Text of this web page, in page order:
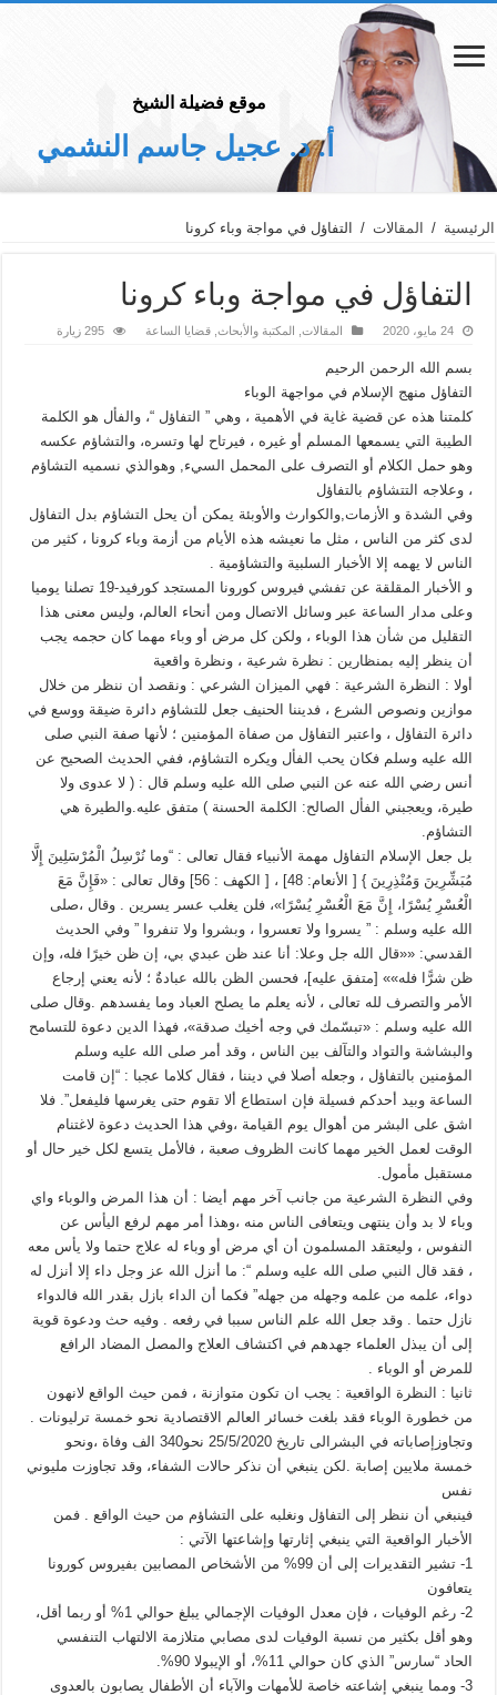
موقع فضيلة الشيخ
أ. د. عجيل جاسم النشمي
الرئيسية / المقالات / التفاؤل في مواجة وباء كرونا
التفاؤل في مواجة وباء كرونا
24 مايو، 2020 المقالات المكتبة والأبحاث ,قضايا الساعة 295 زيارة
بسم الله الرحمن الرحيم
التفاؤل منهج الإسلام في مواجهة الوباء
كلمتنا هذه عن قضية غاية في الأهمية ، وهي ” التفاؤل “، والفأل هو الكلمة
الطيبة التي يسمعها المسلم أو غيره ، فيرتاح لها وتسره، والتشاؤم عكسه
وهو حمل الكلام أو التصرف على المحمل السيء, وهوالذي نسميه التشاؤم
، وعلاجه التتشاؤم بالتفاؤل
وفي الشدة و الأزمات,والكوارث والأوبئة يمكن أن يحل التشاؤم بدل التفاؤل
لدى كثر من الناس ، مثل ما نعيشه هذه الأيام من أزمة وباء كرونا ، كثير من
الناس لا يهمه إلا الأخبار السلبية والتشاؤمية .
و الأخبار المقلقة عن تفشي فيروس كورونا المستجد كورفيد-19 تصلنا يوميا
وعلى مدار الساعة عبر وسائل الاتصال ومن أنحاء العالم، وليس معنى هذا
التقليل من شأن هذا الوباء ، ولكن كل مرض أو وباء مهما كان حجمه يجب
أن ينظر إليه بمنظارين : نظرة شرعية ، ونظرة واقعية
أولا : النظرة الشرعية : فهي الميزان الشرعي : ونقصد أن ننظر من خلال
موازين ونصوص الشرع ، فديننا الحنيف جعل للتشاؤم دائرة ضيقة ووسع في
دائرة التفاؤل ، واعتبر التفاؤل من صفاة المؤمنين ؛ لأنها صفة النبي صلى
الله عليه وسلم فكان يحب الفأل ويكره التشاؤم، ففي الحديث الصحيح عن
أنس رضي الله عنه عن النبي صلى الله عليه وسلم قال : ( لا عدوى ولا
طيرة، ويعجبني الفأل الصالح: الكلمة الحسنة ) متفق عليه.والطيرة هي
التشاؤم.
بل جعل الإسلام التفاؤل مهمة الأنبياء فقال تعالى : “وما نُرْسِلُ الْمُرْسَلِينَ إِلَّا
مُبَشِّرِينَ وَمُنْذِرِينَ } [ الأنعام: 48] ، [ الكهف : 56] وقال تعالى : «فَإِنَّ مَعَ
الْعُسْرِ يُسْرًا، إِنَّ مَعَ الْعُسْرِ يُسْرًا»، فلن يغلب عسر يسرين . وقال ،صلى
الله عليه وسلم : ” يسروا ولا تعسروا ، وبشروا ولا تنفروا ” وفي الحديث
القدسي: ««قال الله جل وعلا: أنا عند ظن عبدي بي، إن ظن خيرًا فله، وإن
ظن شرًّا فله»» [متفق عليه]، فحسن الظن بالله عبادةٌ ؛ لأنه يعني إرجاع
الأمر والتصرف لله تعالى ، لأنه يعلم ما يصلح العباد وما يفسدهم .وقال صلى
الله عليه وسلم : «تبسّمك في وجه أخيك صدقة»، فهذا الدين دعوة للتسامح
والبشاشة والتواد والتآلف بين الناس ، وقد أمر صلى الله عليه وسلم
المؤمنين بالتفاؤل ، وجعله أصلا في ديننا ، فقال كلاما عجبا : “إن قامت
الساعة وبيد أحدكم فسيلة فإن استطاع ألا تقوم حتى يغرسها فليفعل”. فلا
اشق على البشر من أهوال يوم القيامة ،وفي هذا الحديث دعوة لاغتنام
الوقت لعمل الخير مهما كانت الظروف صعبة ، فالأمل يتسع لكل خير حال أو
مستقبل مأمول.
وفي النظرة الشرعية من جانب آخر مهم أيضا : أن هذا المرض والوباء واي
وباء لا بد وأن ينتهى ويتعافى الناس منه ،وهذا أمر مهم لرفع اليأس عن
النفوس ، وليعتقد المسلمون أن أي مرض أو وباء له علاج حتما ولا يأس معه
، فقد قال النبي صلى الله عليه وسلم “: ما أنزل الله عز وجل داء إلا أنزل له
دواء، علمه من علمه وجهله من جهله” فكما أن الداء بازل بقدر الله فالدواء
نازل حتما . وقد جعل الله علم الناس سببا في رفعه . وفيه حث ودعوة قوية
إلى أن يبذل العلماء جهدهم في اكتشاف العلاج والمصل المضاد الرافع
للمرض أو الوباء .
ثانيا : النظرة الواقعية : يجب ان تكون متوازنة ، فمن حيث الواقع لانهون
من خطورة الوباء فقد بلغت خسائر العالم الاقتصادية نحو خمسة ترليونات .
وتجاوزإصاباته في البشرالى تاريخ 25/5/2020 نحو340 الف وفاة ،ونحو
خمسة ملايين إصابة .لكن ينبغي أن نذكر حالات الشفاء، وقد تجاوزت مليوني
نفس
فينبغي أن ننظر إلى التفاؤل ونغلبه على التشاؤم من حيث الواقع . فمن
الأخبار الواقعية التي ينبغي إثارتها وإشاعتها الآتي :
1- تشير التقديرات إلى أن 99% من الأشخاص المصابين بفيروس كورونا
يتعافون
2- رغم الوفيات ، فإن معدل الوفيات الإجمالي يبلغ حوالي 1% أو ربما أقل،
وهو أقل بكثير من نسبة الوفيات لدى مصابي متلازمة الالتهاب التنفسي
الحاد “سارس” الذي كان حوالي 11%، أو الإيبولا 90%.
3- ومما ينبغي إشاعته خاصة للأمهات والآباء أن الأطفال يصابون بالعدوى